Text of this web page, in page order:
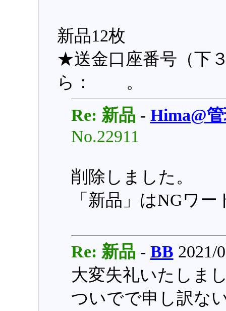
新品12枚
★送金口座番号（下
ら： 。
Re: 新品 - Hima@
No.22911
削除しました。
「新品」はNGワー
Re: 新品 - BB 2021/
大変失礼いたしま
ついでで申し訳な